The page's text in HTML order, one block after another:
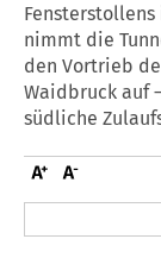
nimmt die
den Vortrieb
Waidbruck auf
südliche